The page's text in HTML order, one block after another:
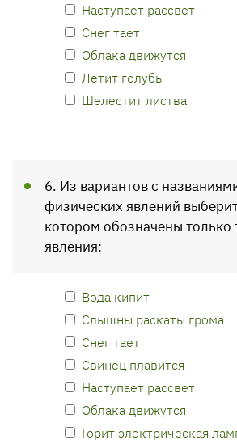
Наступает рассвет
Снег тает
Облака движутся
Летит голубь
Шелестит листва
6. Из вариантов с
физических явлений
котором обозначены только
явления:
Вода кипит
Слышны раскаты грома
Снег тает
Свинец плавится
Наступает рассвет
Облака движутся
Горит электрическая